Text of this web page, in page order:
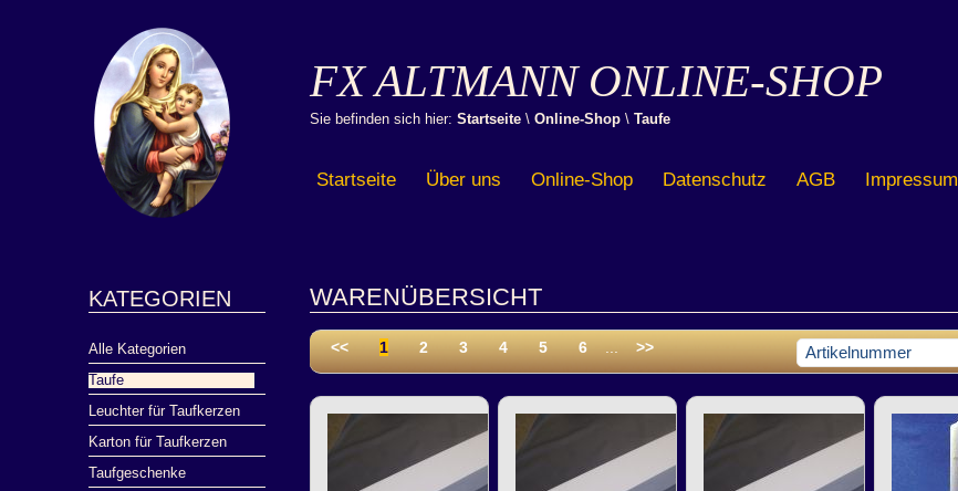
FX ALTMANN ONLINE-SHOP
Sie befinden sich hier: Startseite \ Online-Shop \ Taufe
Startseite Über uns Online-Shop Datenschutz AGB Impressum
KATEGORIEN
Alle Kategorien
Taufe
Leuchter für Taufkerzen
Karton für Taufkerzen
Taufgeschenke
WARENÜBERSICHT
<< 1 2 3 4 5 6 >>